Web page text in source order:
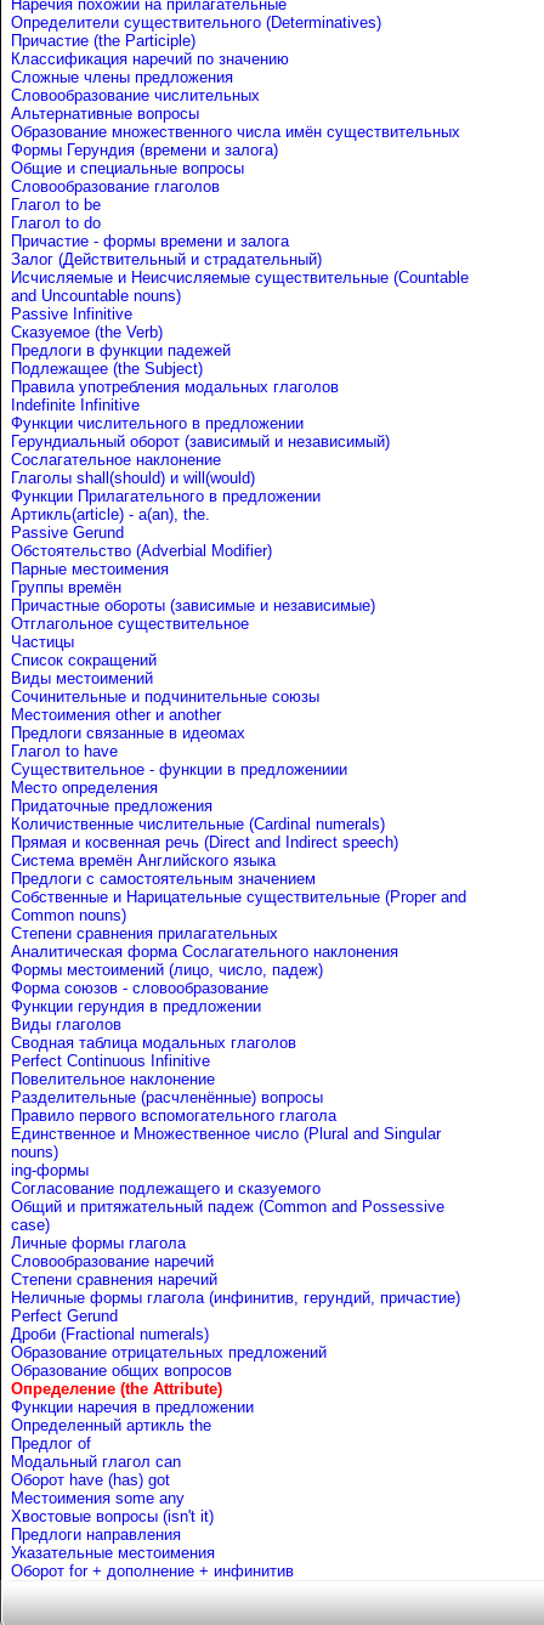
Наречия похожии на прилагательные
Определители существительного (Determinatives)
Причастие (the Participle)
Классификация наречий по значению
Сложные члены предложения
Словообразование числительных
Альтернативные вопросы
Образование множественного числа имён существительных
Формы Герундия (времени и залога)
Общие и специальные вопросы
Словообразование глаголов
Глагол to be
Глагол to do
Причастие - формы времени и залога
Залог (Действительный и страдательный)
Исчисляемые и Неисчисляемые существительные (Countable
and Uncountable nouns)
Passive Infinitive
Сказуемое (the Verb)
Предлоги в функции падежей
Подлежащее (the Subject)
Правила употребления модальных глаголов
Indefinite Infinitive
Функции числительного в предложении
Герундиальный оборот (зависимый и независимый)
Сослагательное наклонение
Глаголы shall(should) и will(would)
Функции Прилагательного в предложении
Артикль(article) - a(an), the.
Passive Gerund
Обстоятельство (Adverbial Modifier)
Парные местоимения
Группы времён
Причастные обороты (зависимые и независимые)
Отглагольное существительное
Частицы
Список сокращений
Виды местоимений
Сочинительные и подчинительные союзы
Местоимения other и another
Предлоги связанные в идеомах
Глагол to have
Существительное - функции в предложениии
Место определения
Придаточные предложения
Количиственные числительные (Cardinal numerals)
Прямая и косвенная речь (Direct and Indirect speech)
Система времён Английского языка
Предлоги с самостоятельным значением
Собственные и Нарицательные cуществительные (Proper and
Common nouns)
Степени сравнения прилагательных
Аналитическая форма Сослагательного наклонения
Формы местоимений (лицо, число, падеж)
Форма союзов - словообразование
Функции герундия в предложении
Виды глаголов
Сводная таблица модальных глаголов
Perfect Continuous Infinitive
Повелительное наклонение
Разделительные (расчленённые) вопросы
Правило первого вспомогательного глагола
Единственное и Множественное число (Plural and Singular
nouns)
ing-формы
Согласование подлежащего и сказуемого
Общий и притяжательный падеж (Common and Possessive
case)
Личные формы глагола
Словообразование наречий
Степени сравнения наречий
Неличные формы глагола (инфинитив, герундий, причастие)
Perfect Gerund
Дроби (Fractional numerals)
Образование отрицательных предложений
Образование общих вопросов
Определение (the Attribute)
Функции наречия в предложении
Определенный артикль the
Предлог of
Mодальный глагол can
Оборот have (has) got
Местоимения some any
Хвостовые вопросы (isn't it)
Предлоги направления
Указательные местоимения
Оборот for + дополнение + инфинитив